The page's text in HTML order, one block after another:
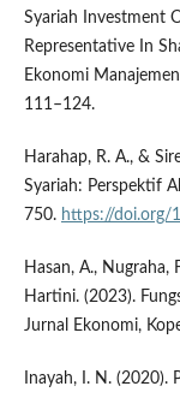
Syariah Investment
Representative In
Ekonomi
111–124.
Harahap, R. A., &
Syariah: Perspektif
750. https://doi.org/
Hasan, A., Nugraha,
Hartini. (2023).
Jurnal Ekonomi,
Inayah, I. N. (2020).